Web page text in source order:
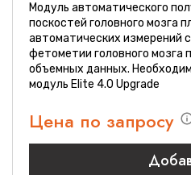
Модуль автоматического
поскостей головного мозга
автоматических измерений
фетометии головного мозга
объемных данных.
модуль Elite 4.0 Upgrade
Цена по запросу